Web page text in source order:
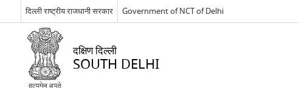
दिल्ली राष्ट्रीय राजधानी सरकार Government of NCT of Delhi
दक्षिण दिल्ली
SOUTH DELHI